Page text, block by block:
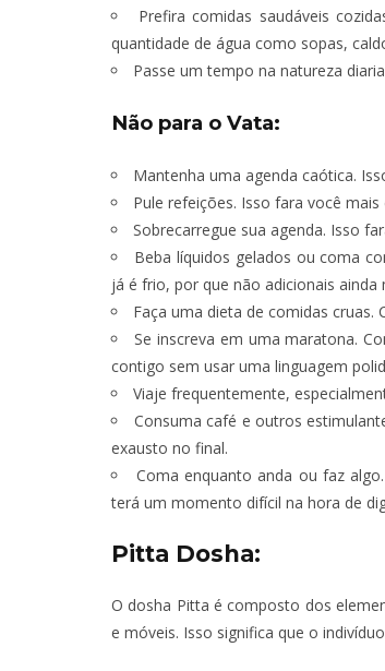
Prefira comidas saudáveis
quantidade de água como sopas,
Passe um tempo na natureza
Não para o Vata:
Mantenha uma agenda caótica.
Pule refeições. Isso fara você mais
Sobrecarregue sua agenda. Isso
Beba líquidos gelados ou coma
já é frio, por que não adicionais ainda
Faça uma dieta de comidas cruas.
Se inscreva em uma maratona.
contigo sem usar uma linguagem
Viaje frequentemente,
Consuma café e outros
exausto no final.
Coma enquanto anda ou faz
terá um momento difícil na hora de
Pitta Dosha:
O dosha Pitta é composto dos
e móveis. Isso significa que o
TÁ PERDIDO? – EPISÓDIO 62
JUNHO 25, 2022